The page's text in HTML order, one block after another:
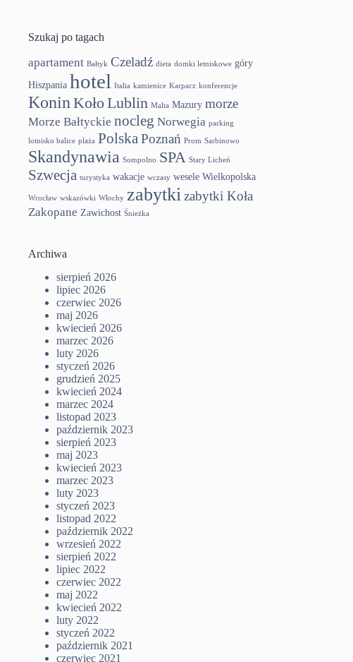
Szukaj po tagach
apartament Bałtyk Czeladź dieta domki letniskowe góry
Hiszpania hotel Italia kamienice Karpacz konferencje
Konin Koło Lublin Malta Mazury morze
Morze Bałtyckie nocleg Norwegia parking
lotnisko balice plaża PolskaPoznań Prom Sarbinowo
Skandynawia Sompolno SPA Stary Licheń
Szwecja turystyka wakacje wczasy wesele Wielkopolska
Wrocław wskazówki Włochy zabytkizabytki Koła
Zakopane Zawichost Śnieżka
Archiwa
sierpień 2026
lipiec 2026
czerwiec 2026
maj 2026
kwiecień 2026
marzec 2026
luty 2026
styczeń 2026
grudzień 2025
kwiecień 2024
marzec 2024
listopad 2023
październik 2023
sierpień 2023
maj 2023
kwiecień 2023
marzec 2023
luty 2023
styczeń 2023
listopad 2022
październik 2022
wrzesień 2022
sierpień 2022
lipiec 2022
czerwiec 2022
maj 2022
kwiecień 2022
luty 2022
styczeń 2022
październik 2021
czerwiec 2021